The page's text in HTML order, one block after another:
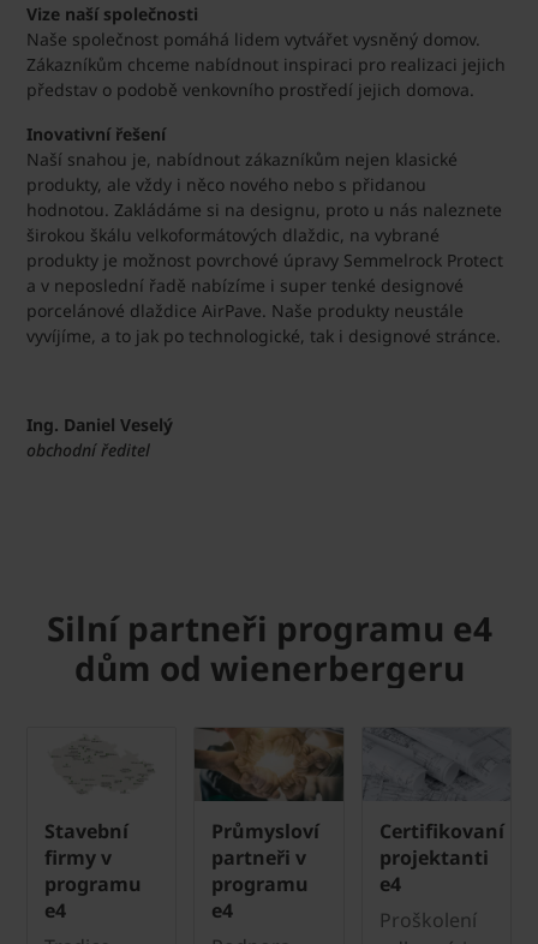
Vize naší společnosti
Naše společnost pomáhá lidem vytvářet vysněný domov.
Zákazníkům chceme nabídnout inspiraci pro realizaci jejich
představ o podobě venkovního prostředí jejich domova.
Inovativní řešení
Naší snahou je, nabídnout zákazníkům nejen klasické
produkty, ale vždy i něco nového nebo s přidanou
hodnotou. Zakládáme si na designu, proto u nás naleznete
širokou škálu velkoformátových dlaždic, na vybrané
produkty je možnost povrchové úpravy Semmelrock Protect
a v neposlední řadě nabízíme i super tenké designové
porcelánové dlaždice AirPave. Naše produkty neustále
vyvíjíme, a to jak po technologické, tak i designové stránce.
Ing. Daniel Veselý
obchodní ředitel
Silní partneři programu e4
dům od wienerbergeru
Stavební
firmy v
programu
e4
Průmysloví
partneři v
programu
e4
Certifikovaní
projektanti
e4
Proškolení